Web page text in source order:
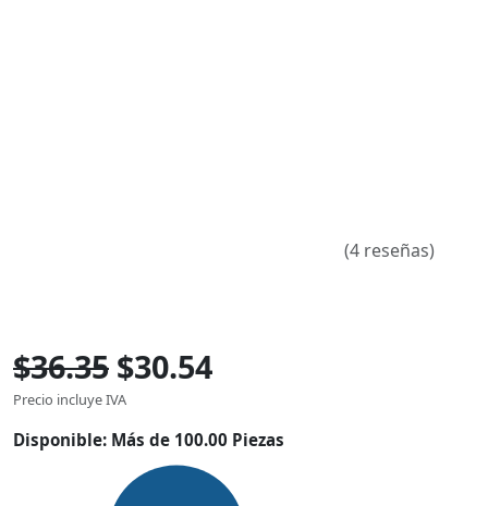
(4 reseñas)
$36.35 $30.54
Precio incluye IVA
Disponible: Más de 100.00 Piezas